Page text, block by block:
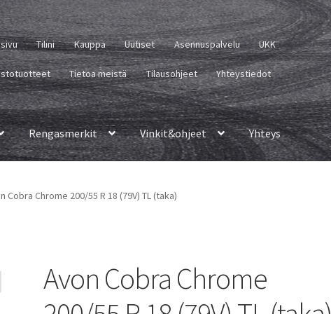
Tilini Kauppa Uutiset Asennuspalvelu UKK
Tietoa meistä Tilausohjeet Yhteystiedot
Rengasmerkit Vinkit&ohjeet Yhteys
Cobra Chrome 200/55 R 18 (79V) TL (taka)
Avon Cobra Chrome